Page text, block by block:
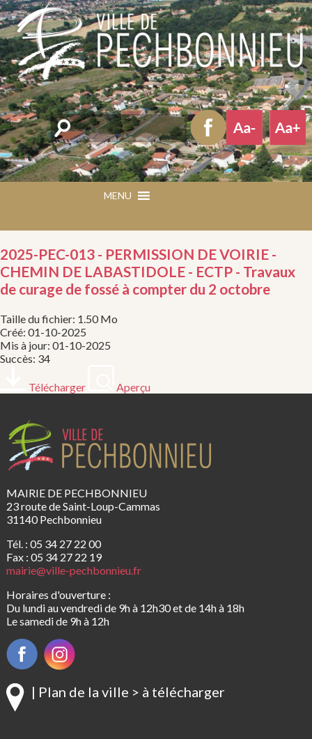
Rechercher
2025-PEC-013 - PERMISSION DE VOIRIE -
CHEMIN DE LABASTIDOLE - ECTP - Travaux
de curage de fossé à compter du 2 octobre
Taille du fichier: 1.50 Mo
Créé: 01-10-2025
Mis à jour: 01-10-2025
Succès: 34
Télécharger Aperçu
MAIRIE DE PECHBONNIEU
23 route de Saint-Loup-Cammas
31140 Pechbonnieu
Tél. : 05 34 27 22 00
Fax : 05 34 27 22 19
mairie@ville-pechbonnieu.fr
Horaires d'ouverture :
Du lundi au vendredi de 9h à 12h30 et de 14h à 18h
Le samedi de 9h à 12h
| Plan de la ville > à télécharger